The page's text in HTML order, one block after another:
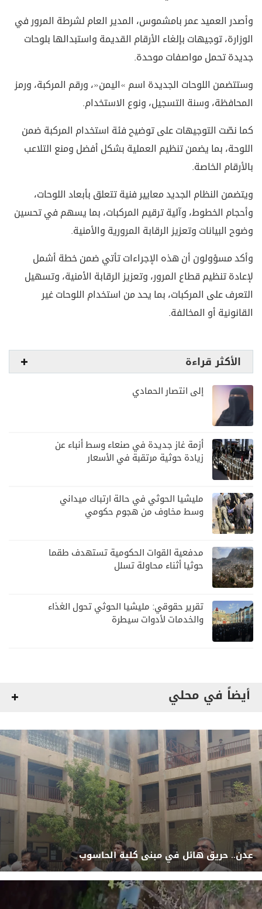
وأصدر العميد عمر بامشموس، المدير العام لشرطة المرور في
الوزارة، توجيهات بإلغاء الأرقام القديمة واستبدالها بلوحات
جديدة تحمل مواصفات موحدة.
وستتضمن اللوحات الجديدة اسم «اليمن»، ورقم المركبة، ورمز
المحافظة، وسنة التسجيل، ونوع الاستخدام.
كما نصّت التوجيهات على توضيح فئة استخدام المركبة ضمن
اللوحة، بما يضمن تنظيم العملية بشكل أفضل ومنع التلاعب
بالأرقام الخاصة.
ويتضمن النظام الجديد معايير فنية تتعلق بأبعاد اللوحات،
وأحجام الخطوط، وآلية ترقيم المركبات، بما يسهم في تحسين
وضوح البيانات وتعزيز الرقابة المرورية والأمنية.
وأكد مسؤولون أن هذه الإجراءات تأتي ضمن خطة أشمل
لإعادة تنظيم قطاع المرور، وتعزيز الرقابة الأمنية، وتسهيل
التعرف على المركبات، بما يحد من استخدام اللوحات غير
القانونية أو المخالفة.
الأكثر قراءة
إلى انتصار الحمادي
أزمة غاز جديدة في صنعاء وسط أنباء عن
زيادة حوثية مرتقبة في الأسعار
مليشيا الحوثي في حالة ارتباك ميداني
وسط مخاوف من هجوم حكومي
مدفعية القوات الحكومية تستهدف طقما
حوثيا أثناء محاولة تسلل
تقرير حقوقي: مليشيا الحوثي تحول الغذاء
والخدمات لأدوات سيطرة
أيضاً في محلي
عدن.. حريق هائل في مبنى كلية الحاسوب